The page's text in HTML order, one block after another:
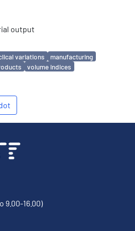
output
variations
manufacturing
volume indices
9.00-16.00)